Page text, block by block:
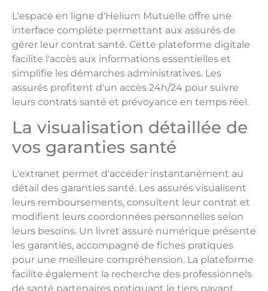
L'espace en ligne d'Helium Mutuelle offre une
interface complète permettant aux assurés de
gérer leur contrat santé. Cette plateforme digitale
facilite l'accès aux informations essentielles et
simplifie les démarches administratives. Les
assurés profitent d'un accès 24h/24 pour suivre
leurs contrats santé et prévoyance en temps réel.
La visualisation détaillée de
vos garanties santé
L'extranet permet d'accéder instantanément au
détail des garanties santé. Les assurés visualisent
leurs remboursements, consultent leur contrat et
modifient leurs coordonnées personnelles selon
leurs besoins. Un livret assuré numérique présente
les garanties, accompagné de fiches pratiques
pour une meilleure compréhension. La plateforme
facilite également la recherche des professionnels
de santé partenaires pratiquant le tiers payant,